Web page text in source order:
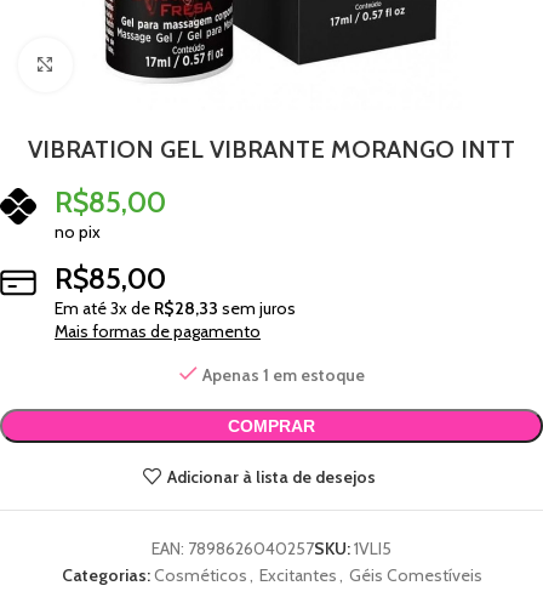
Clique para ampliar
VIBRATION GEL VIBRANTE MORANGO INTT
R$85,00
no pix
R$85,00
Em até3x de R$28,33 sem juros
Mais formas de pagamento
Apenas 1 em estoque
COMPRAR
Adicionar à lista de desejos
EAN: 7898626040257SKU:1VLI5
Categorias:Cosméticos, Excitantes, Géis Comestíveis